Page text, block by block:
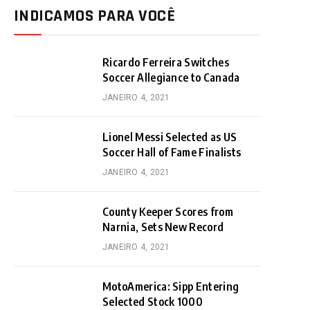
INDICAMOS PARA VOCÊ
Ricardo Ferreira Switches
Soccer Allegiance to Canada
JANEIRO 4, 2021
Lionel Messi Selected as US
Soccer Hall of Fame Finalists
JANEIRO 4, 2021
County Keeper Scores from
Narnia, Sets New Record
JANEIRO 4, 2021
MotoAmerica: Sipp Entering
Selected Stock 1000